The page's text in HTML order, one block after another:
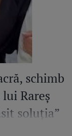
schimb
Rareș
soluția”